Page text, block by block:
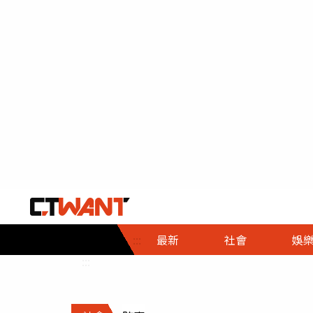
::: 最新 社會
社會首頁
時事
調查
娛樂
娛樂首頁
即時
財經首頁
熱線
政